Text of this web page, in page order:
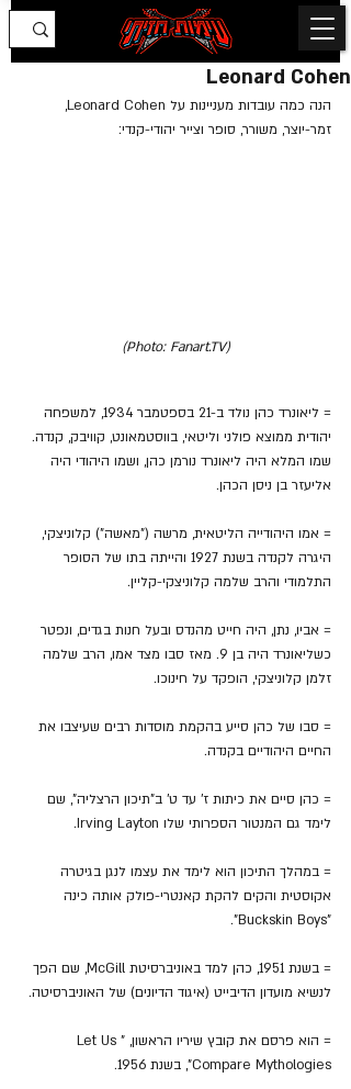
Leonard Cohen
הנה כמה עובדות מעניינות על Leonard Cohen,
זמר-יוצר, משורר, סופר וצייר יהודי-קנדי:
(Photo: Fanart.TV)
= ליאונרד כהן נולד ב-21 בספטמבר 1934, למשפחה
יהודית ממוצא פולני וליטאי, בווסטמאונט, קוויבק, קנדה.
שמו המלא היה ליאונרד נורמן כהן, ושמו היהודי היה
אליעזר בן ניסן הכהן.
= אמו היהודייה הליטאית, מרשה ("מאשה") קלוניצקי,
היגרה לקנדה בשנת 1927 והייתה בתו של הסופר
התלמודי והרב שלמה קלוניצקי-קליין.
= אביו, נתן, היה חייט מהנדס ובעל חנות בגדים, ונפטר
כשליאונרד היה בן 9. מאז סבו מצד אמו, הרב שלמה
זלמן קלוניצקי, הופקד על חינוכו.
= סבו של כהן סייע בהקמת מוסדות רבים שעיצבו את
החיים היהודיים בקנדה.
= כהן סיים את כיתות ז' עד ט' ב"תיכון הרצליה", שם
לימד גם המנטור הספרותי שלו Irving Layton.
= במהלך התיכון הוא לימד את עצמו לנגן בגיטרה
אקוסטית והקים להקת קאנטרי-פולק אותה כינה
"Buckskin Boys".
= בשנת 1951, כהן למד באוניברסיטת McGill, שם הפך
לנשיא מועדון הדיבייט (איגוד הדיונים) של האוניברסיטה.
= הוא פרסם את קובץ שיריו הראשון, "Let Us
Compare Mythologies", בשנת 1956.